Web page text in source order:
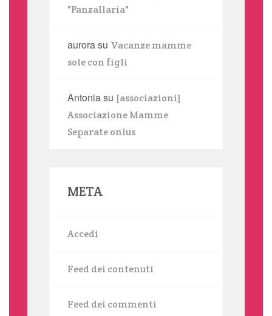
"Panzallaria"
aurorasu Vacanze mamme
sole con figli
Antoniasu [associazioni]
Associazione Mamme
Separate onlus
META
Accedi
Feed dei contenuti
Feed dei commenti